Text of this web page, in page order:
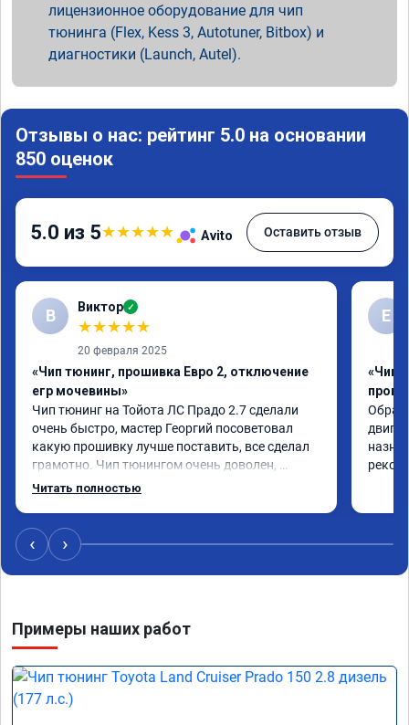
лицензионное оборудование для чип
тюнинга (Flex, Kess 3, Autotuner, Bitbox) и
диагностики (Launch, Autel).
Отзывы о нас: рейтинг 5.0 на основании
850 оценок
5.0 из 5★★★★★ Avito Оставить отзыв
В Виктор ✓
★★★★★
20 февраля 2025
«Чип тюнинг, прошивка Евро 2, отключение
егр мочевины»
Чип тюнинг на Тойота ЛС Прадо 2.7 сделали
очень быстро, мастер Георгий посоветовал
какую прошивку лучше поставить, все сделал
грамотно. Чип тюнингом очень доволен,
машина ожила немного, отзыв на педаль газа
провалы. Расход топлива остался таким же, но
динамика улучшилась. Советую этот сервис
всем. Спасибо!!!
Читать полностью
Е
«Чип
‹ ›
Примеры наших работ